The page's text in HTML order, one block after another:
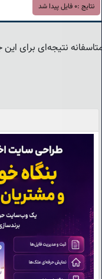
نتایج :0 فایل پیدا شد
نتیجه‌ای برای